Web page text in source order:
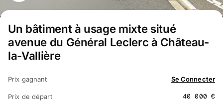
Un bâtiment à usage mixte situé
avenue du Général Leclerc à Château-
la-Vallière
Prix gagnant Se Connecter
Prix de départ 40 000 €